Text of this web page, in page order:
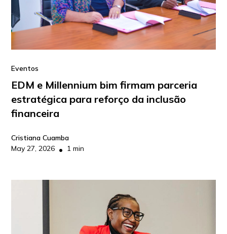
Eventos
EDM e Millennium bim firmam parceria
estratégica para reforço da inclusão
financeira
Cristiana Cuamba
May 27, 2026 • 1 min